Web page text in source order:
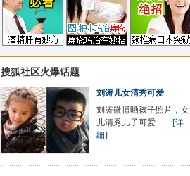
搜狐社区火爆话题
刘涛儿女清秀可爱
刘涛微博晒孩子照片，女
儿清秀儿子可爱……[详
细]